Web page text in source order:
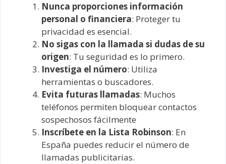
Nunca proporciones información
personal o financiera: Proteger tu
privacidad es esencial.
No sigas con la llamada si dudas de su
origen: Tu seguridad es lo primero.
Investiga el número: Utiliza
herramientas o buscadores.
Evita futuras llamadas: Muchos
teléfonos permiten bloquear contactos
sospechosos fácilmente
Inscríbete en la Lista Robinson: En
España puedes reducir el número de
llamadas publicitarias.